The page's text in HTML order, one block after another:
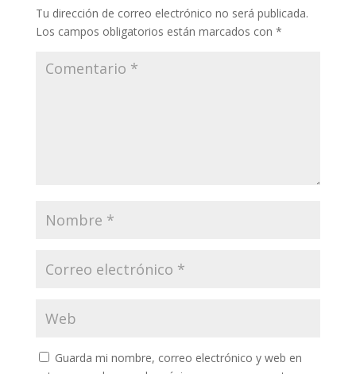
Tu dirección de correo electrónico no será publicada.
Los campos obligatorios están marcados con *
Guarda mi nombre, correo electrónico y web en